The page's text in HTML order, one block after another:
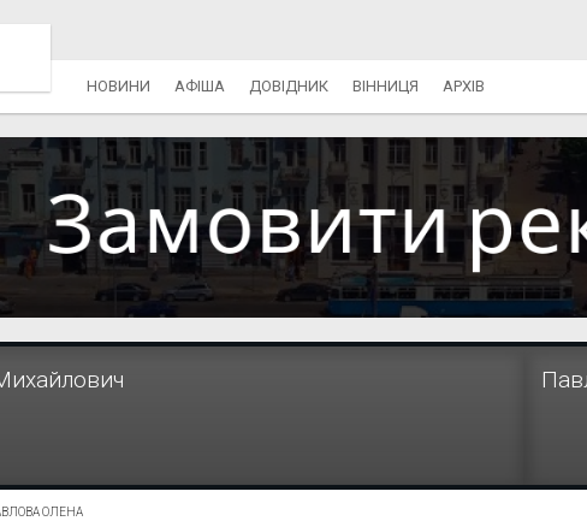
НОВИНИ АФІША ДОВІДНИК ВІННИЦЯ АРХІВ
ОЛЕНА